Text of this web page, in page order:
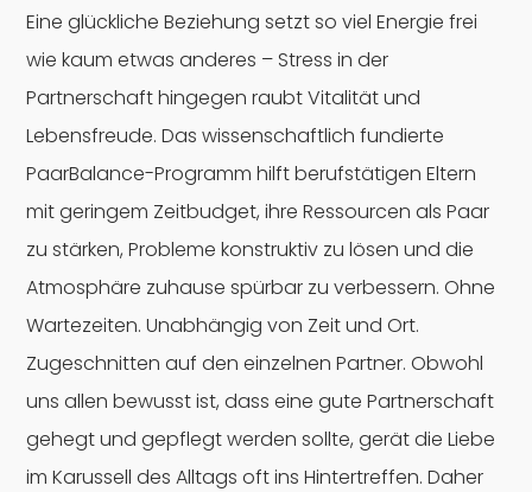
Eine glückliche Beziehung setzt so viel Energie frei
wie kaum etwas anderes – Stress in der
Partnerschaft hingegen raubt Vitalität und
Lebensfreude. Das wissenschaftlich fundierte
PaarBalance-Programm hilft berufstätigen Eltern
mit geringem Zeitbudget, ihre Ressourcen als Paar
zu stärken, Probleme konstruktiv zu lösen und die
Atmosphäre zuhause spürbar zu verbessern. Ohne
Wartezeiten. Unabhängig von Zeit und Ort.
Zugeschnitten auf den einzelnen Partner. Obwohl
uns allen bewusst ist, dass eine gute Partnerschaft
gehegt und gepflegt werden sollte, gerät die Liebe
im Karussell des Alltags oft ins Hintertreffen. Daher